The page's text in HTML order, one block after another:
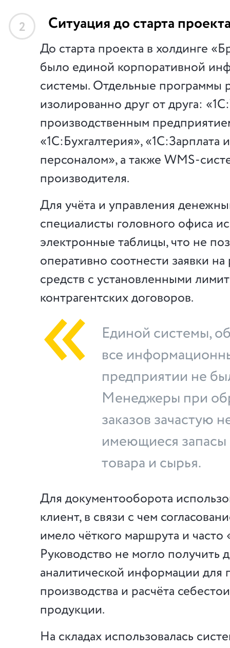
2 Ситуация до старта
До старта проекта в холдинге
было единой корпоративной
системы. Отдельные программы
изолированно друг от друга:
производственным
«1С:Бухгалтерия», «1С:Зарплата
персоналом», а также WMS-
производителя.
Для учёта и управления
специалисты головного офиса
электронные таблицы, что не
оперативно соотнести заявки
средств с установленными
контрагентских договоров.
Единой системы,
все
предприятии не
Менеджеры при
заказов зачастую
имеющиеся
товара и сырья.
Для документооборота
клиент, в связи с чем
имело чёткого маршрута и часто
Руководство не могло получить
аналитической информации для
производства и расчёта
продукции.
На складах использовалась